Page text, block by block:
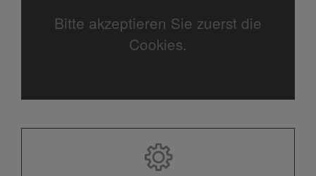
Bitte akzeptieren Sie zuerst die
Cookies.